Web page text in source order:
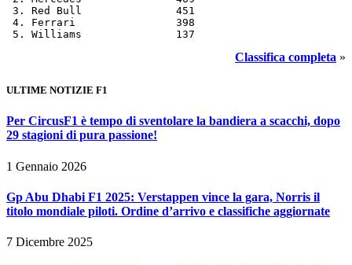
3. Red Bull               451
4. Ferrari                398
5. Williams               137
Classifica completa »
ULTIME NOTIZIE F1
Per CircusF1 è tempo di sventolare la bandiera a scacchi, dopo
29 stagioni di pura passione!
1 Gennaio 2026
Gp Abu Dhabi F1 2025: Verstappen vince la gara, Norris il
titolo mondiale piloti. Ordine d’arrivo e classifiche aggiornate
7 Dicembre 2025